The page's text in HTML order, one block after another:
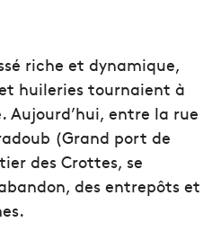
riche et dynamique,
huileries tournaient à
Aujourd’hui, entre la rue
(Grand port de
des Crottes, se
des entrepôts et